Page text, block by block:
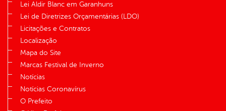
Lei Aldir Blanc em Garanhuns
Lei de Diretrizes Orçamentárias (LDO)
Licitações e Contratos
Localização
Mapa do Site
Marcas Festival de Inverno
Notícias
Notícias Coronavírus
O Prefeito